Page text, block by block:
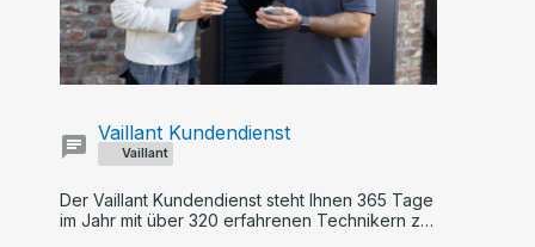
Vaillant
Vaillant Kundendienst
Der Vaillant Kundendienst steht Ihnen 365 Tage
im Jahr mit über 320 erfahrenen Technikern zur